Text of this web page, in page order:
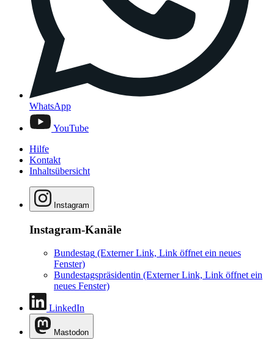
WhatsApp
YouTube
Hilfe
Kontakt
Inhaltsübersicht
Instagram
Instagram-Kanäle
Bundestag (Externer Link, Link öffnet ein neues
Fenster)
Bundestagspräsidentin (Externer Link, Link öffnet ein
neues Fenster)
LinkedIn
Mastodon